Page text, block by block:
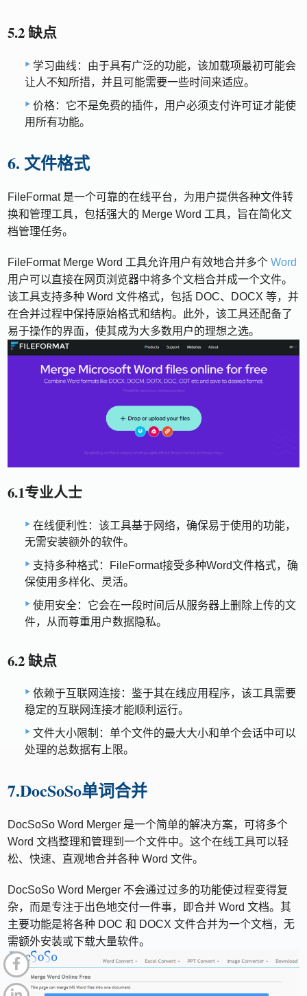
5.2 缺点
学习曲线：由于具有广泛的功能，该加载项最初可能会
让人不知所措，并且可能需要一些时间来适应。
价格：它不是免费的插件，用户必须支付许可证才能使
用所有功能。
6. 文件格式
FileFormat 是一个可靠的在线平台，为用户提供各种文件转
换和管理工具，包括强大的 Merge Word 工具，旨在简化文
档管理任务。
FileFormat Merge Word 工具允许用户有效地合并多个Word
用户可以直接在网页浏览器中将多个文档合并成一个文件。
该工具支持多种 Word 文件格式，包括 DOC、DOCX 等，并
在合并过程中保持原始格式和结构。此外，该工具还配备了
易于操作的界面，使其成为大多数用户的理想之选。
6.1专业人士
在线便利性：该工具基于网络，确保易于使用的功能，
无需安装额外的软件。
支持多种格式：FileFormat接受多种Word文件格式，确
保使用多样化、灵活。
使用安全：它会在一段时间后从服务器上删除上传的文
件，从而尊重用户数据隐私。
6.2 缺点
依赖于互联网连接：鉴于其在线应用程序，该工具需要
稳定的互联网连接才能顺利运行。
文件大小限制：单个文件的最大大小和单个会话中可以
处理的总数据有上限。
7.DocSoSo单词合并
DocSoSo Word Merger 是一个简单的解决方案，可将多个
Word 文档整理和管理到一个文件中。这个在线工具可以轻
松、快速、直观地合并各种 Word 文件。
DocSoSo Word Merger 不会通过过多的功能使过程变得复
杂，而是专注于出色地交付一件事，即合并 Word 文档。其
主要功能是将各种 DOC 和 DOCX 文件合并为一个文档，无
需额外安装或下载大量软件。